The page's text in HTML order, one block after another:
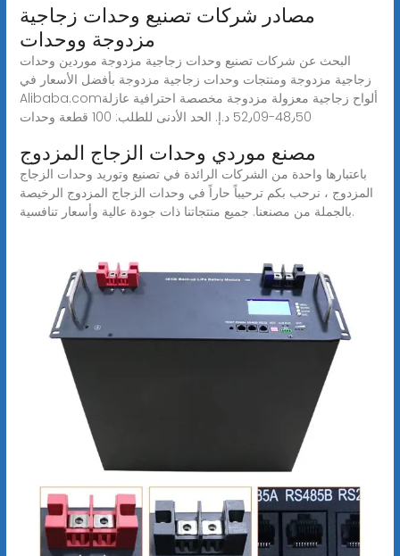
مصادر شركات تصنيع وحدات زجاجية
مزدوجة ووحدات
البحث عن شركات تصنيع وحدات زجاجية مزدوجة موردين وحدات
زجاجية مزدوجة ومنتجات وحدات زجاجية مزدوجة بأفضل الأسعار في
Alibaba.comألواح زجاجية معزولة مزدوجة مخصصة احترافية عازلة
مصنع موردي وحدات الزجاج المزدوج
باعتبارها واحدة من الشركات الرائدة في تصنيع وتوريد وحدات الزجاج
المزدوج ، نرحب بكم ترحيباً حاراً في وحدات الزجاج المزدوج الرخيصة
بالجملة من مصنعنا. جميع منتجاتنا ذات جودة عالية وأسعار تنافسية.